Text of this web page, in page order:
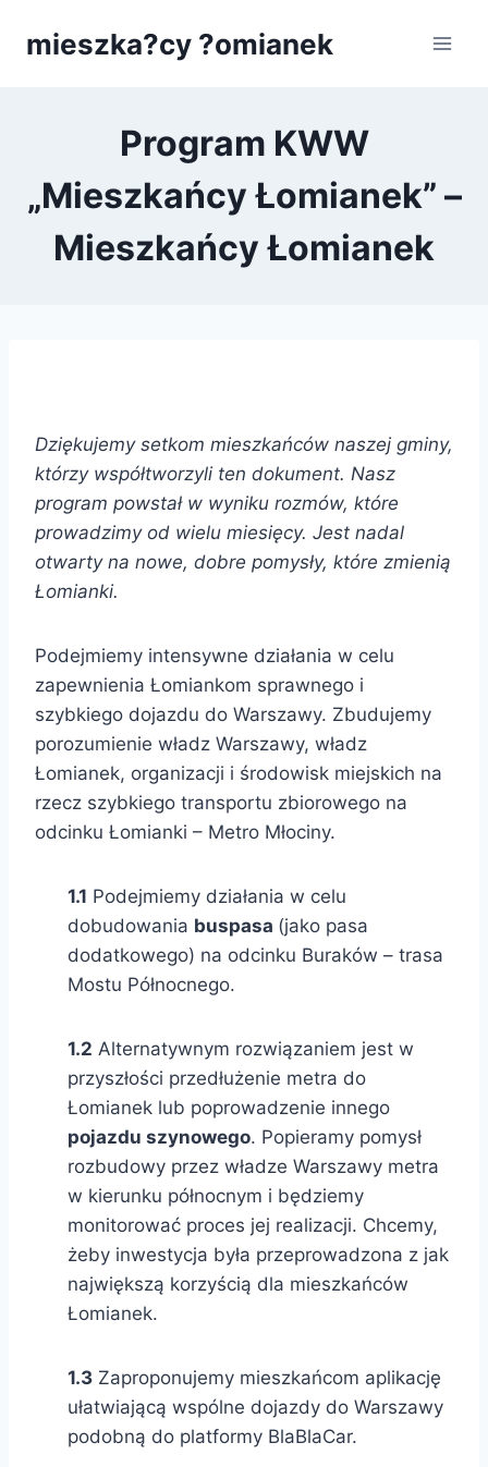
mieszka?cy ?omianek
Program KWW
„Mieszkańcy Łomianek” –
Mieszkańcy Łomianek
Dziękujemy setkom mieszkańców naszej gminy,
którzy współtworzyli ten dokument. Nasz
program powstał w wyniku rozmów, które
prowadzimy od wielu miesięcy. Jest nadal
otwarty na nowe, dobre pomysły, które zmienią
Łomianki.
Podejmiemy intensywne działania w celu
zapewnienia Łomiankom sprawnego i
szybkiego dojazdu do Warszawy. Zbudujemy
porozumienie władz Warszawy, władz
Łomianek, organizacji i środowisk miejskich na
rzecz szybkiego transportu zbiorowego na
odcinku Łomianki – Metro Młociny.
1.1 Podejmiemy działania w celu
dobudowania buspasa (jako pasa
dodatkowego) na odcinku Buraków – trasa
Mostu Północnego.
1.2 Alternatywnym rozwiązaniem jest w
przyszłości przedłużenie metra do
Łomianek lub poprowadzenie innego
pojazdu szynowego. Popieramy pomysł
rozbudowy przez władze Warszawy metra
w kierunku północnym i będziemy
monitorować proces jej realizacji. Chcemy,
żeby inwestycja była przeprowadzona z jak
największą korzyścią dla mieszkańców
Łomianek.
1.3 Zaproponujemy mieszkańcom aplikację
ułatwiającą wspólne dojazdy do Warszawy
podobną do platformy BlaBlaCar.